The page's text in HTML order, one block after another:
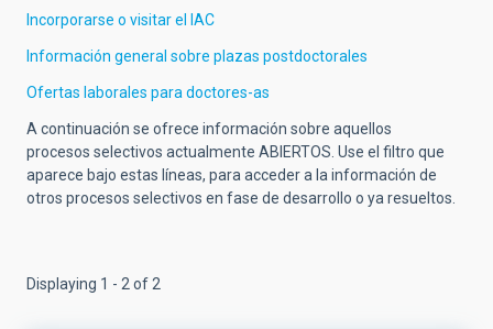
Incorporarse o visitar el IAC
Información general sobre plazas postdoctorales
Ofertas laborales para doctores-as
A continuación se ofrece información sobre aquellos
procesos selectivos actualmente ABIERTOS. Use el filtro que
aparece bajo estas líneas, para acceder a la información de
otros procesos selectivos en fase de desarrollo o ya resueltos.
Displaying 1 - 2 of 2